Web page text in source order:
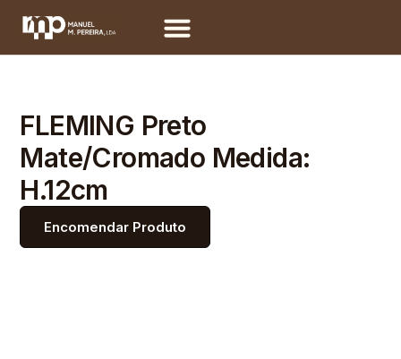
FLEMING Preto
Mate/Cromado Medida:
H.12cm
Encomendar Produto